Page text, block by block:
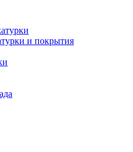
и покрытия